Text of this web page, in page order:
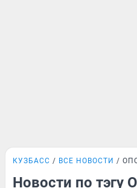
КУЗБАСС ВСЕ НОВОСТИ
Новости по тэгу